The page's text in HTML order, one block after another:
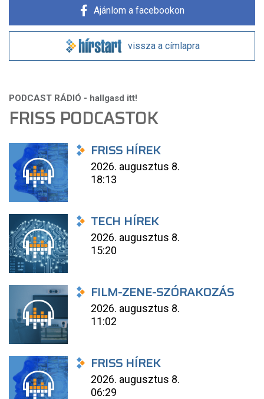
Ajánlom a facebookon
vissza a címlapra
FRISS PODCASTOK
FRISS HÍREK
2026. augusztus 8.
18:13
TECH HÍREK
2026. augusztus 8.
15:20
FILM-ZENE-SZÓRAKOZÁS
2026. augusztus 8.
11:02
FRISS HÍREK
2026. augusztus 8.
06:29